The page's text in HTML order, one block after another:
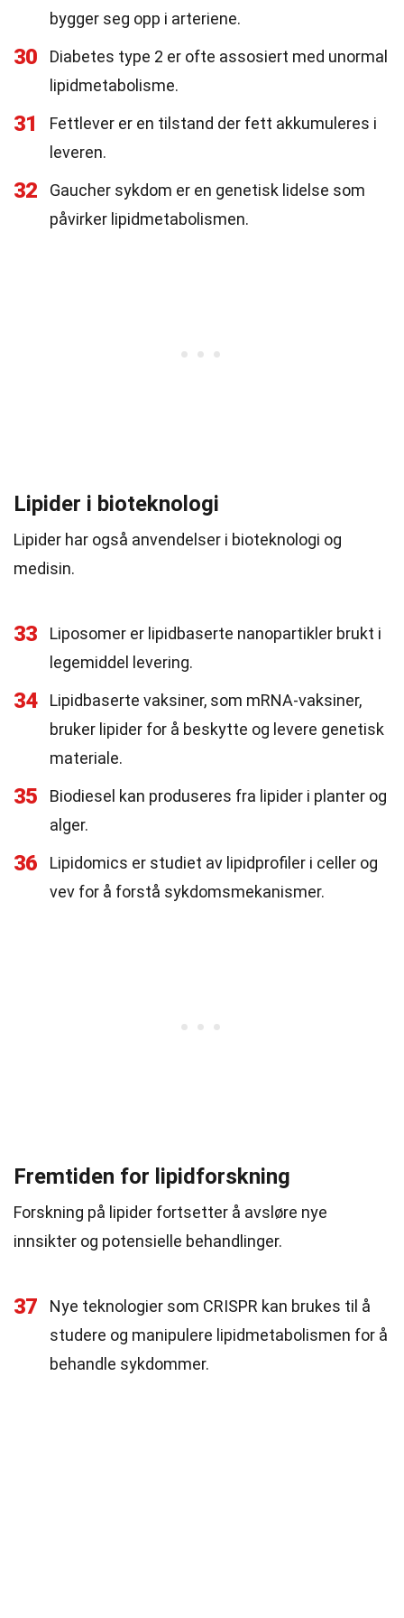
bygger seg opp i arteriene.
30
Diabetes type 2 er ofte assosiert med unormal
lipidmetabolisme.
31
Fettlever er en tilstand der fett akkumuleres i
leveren.
32
Gaucher sykdom er en genetisk lidelse som
påvirker lipidmetabolismen.
Lipider i bioteknologi
Lipider har også anvendelser i bioteknologi og
medisin.
33
Liposomer er lipidbaserte nanopartikler brukt i
legemiddel levering.
34
Lipidbaserte vaksiner, som mRNA-vaksiner,
bruker lipider for å beskytte og levere genetisk
materiale.
35
Biodiesel kan produseres fra lipider i planter og
alger.
36
Lipidomics er studiet av lipidprofiler i celler og
vev for å forstå sykdomsmekanismer.
Fremtiden for lipidforskning
Forskning på lipider fortsetter å avsløre nye
innsikter og potensielle behandlinger.
37
Nye teknologier som CRISPR kan brukes til å
studere og manipulere lipidmetabolismen for å
behandle sykdommer.